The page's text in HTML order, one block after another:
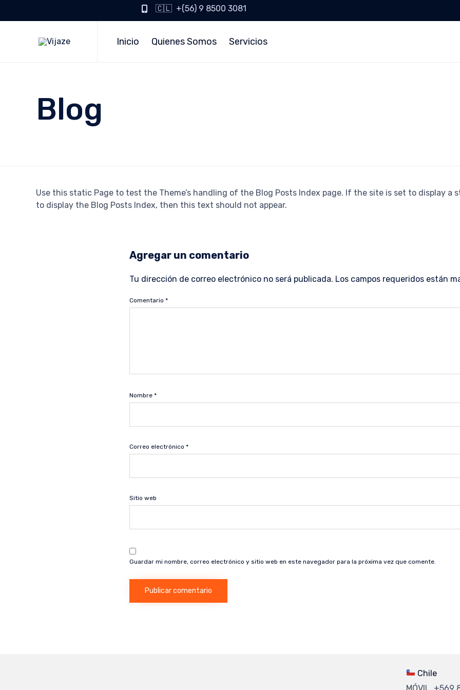
🇨🇱 +(56) 9 8500 3081
Inicio Quienes Somos Servicios
Blog
Use this static Page to test the Theme’s handling of the Blog Posts Index page. If the site is set to display a
to display the Blog Posts Index, then this text should not appear.
Agregar un comentario
Tu dirección de correo electrónico no será publicada. Los campos requeridos están
Comentario *
Nombre *
Correo electrónico *
Sitio web
Guardar mi nombre, correo electrónico y sitio web en este navegador para la próxima vez que comente.
Chile
MÓVIL +569